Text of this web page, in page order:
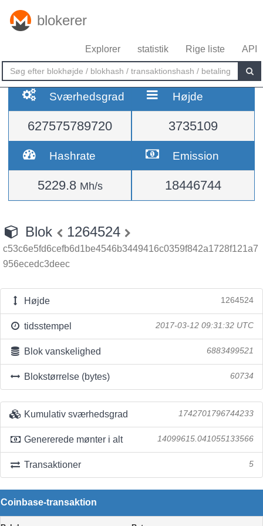
blokerer
Explorer statistik Rige liste API
Sværhedsgrad
627575789720
Højde
3735109
Hashrate
5229.8 Mh/s
Emission
18446744
Blok 1264524
c53c6e5fd6cefb6d1be4546b3449416c0359f842a1728f121a7
956ecedc3deec
Højde 1264524
tidsstempel 2017-03-12 09:31:32 UTC
Blok vanskelighed 6883499521
Blokstørrelse (bytes) 60734
Kumulativ sværhedsgrad 1742701796744233
Genererede mønter i alt 14099615.041055133566
Transaktioner 5
Coinbase-transaktion